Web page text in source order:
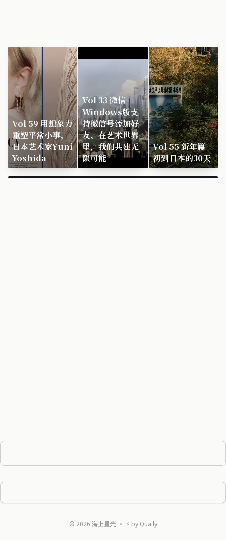
Vol 59 用想象力
重塑平常小事，
日本艺术家Yuni
Yoshida
Vol 33 微信
Windows版支
持微信号添加好
友、在艺术世界
里，我们共建无
限可能
Vol 55 新年篇
初到日本的30天
© 2026 海上星光・ ⚡ by Quaily